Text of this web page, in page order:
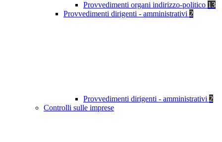
Provvedimenti organi indirizzo-politico 13
Provvedimenti dirigenti - amministrativi 2
Provvedimenti dirigenti - amministrativi 2
Controlli sulle imprese